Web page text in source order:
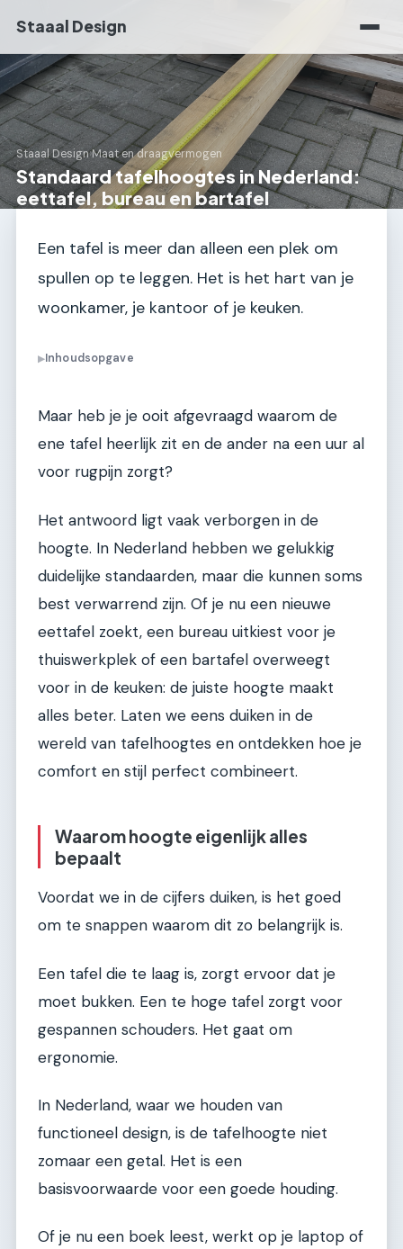
Staaal Design
Staaal Design›Maat en draagvermogen
Standaard tafelhoogtes in Nederland:
eettafel, bureau en bartafel
Een tafel is meer dan alleen een plek om
spullen op te leggen. Het is het hart van je
woonkamer, je kantoor of je keuken.
▶Inhoudsopgave
Maar heb je je ooit afgevraagd waarom de
ene tafel heerlijk zit en de ander na een uur al
voor rugpijn zorgt?
Het antwoord ligt vaak verborgen in de
hoogte. In Nederland hebben we gelukkig
duidelijke standaarden, maar die kunnen soms
best verwarrend zijn. Of je nu een nieuwe
eettafel zoekt, een bureau uitkiest voor je
thuiswerkplek of een bartafel overweegt
voor in de keuken: de juiste hoogte maakt
alles beter. Laten we eens duiken in de
wereld van tafelhoogtes en ontdekken hoe je
comfort en stijl perfect combineert.
Waarom hoogte eigenlijk alles
bepaalt
Voordat we in de cijfers duiken, is het goed
om te snappen waarom dit zo belangrijk is.
Een tafel die te laag is, zorgt ervoor dat je
moet bukken. Een te hoge tafel zorgt voor
gespannen schouders. Het gaat om
ergonomie.
In Nederland, waar we houden van
functioneel design, is de tafelhoogte niet
zomaar een getal. Het is een
basisvoorwaarde voor een goede houding.
Of je nu een boek leest, werkt op je laptop of